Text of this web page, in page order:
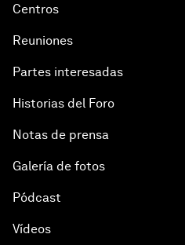
Centros
Reuniones
Partes interesadas
Historias del Foro
Notas de prensa
Galería de fotos
Pódcast
Vídeos